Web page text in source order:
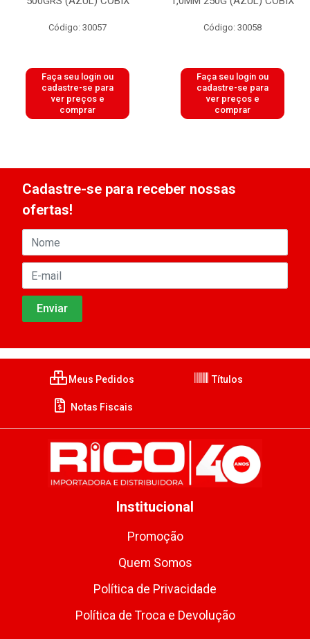
Código: 30057
Faça seu login ou
cadastre-se para
ver preços e
comprar
Código: 30058
Faça seu login ou
cadastre-se para
ver preços e
comprar
Cadastre-se para receber nossas
ofertas!
Meus Pedidos Títulos
Notas Fiscais
Institucional
Promoção
Quem Somos
Política de Privacidade
Política de Troca e Devolução